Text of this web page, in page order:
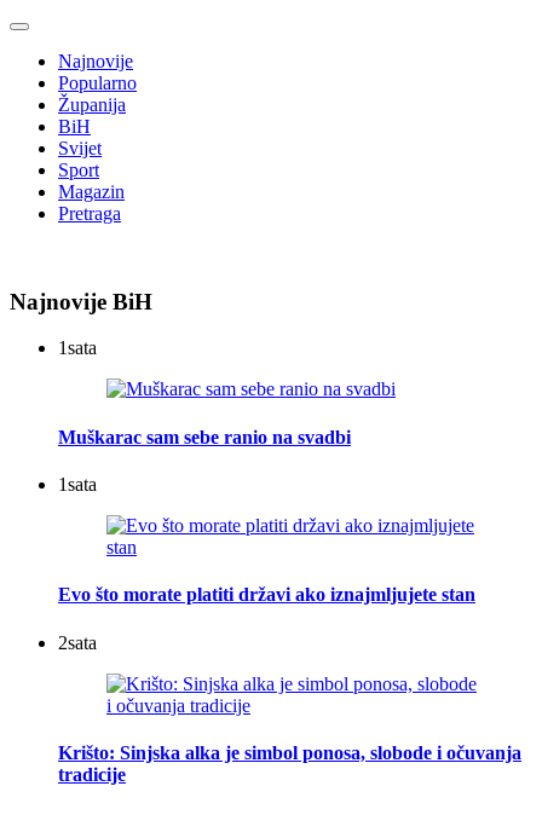
Najnovije
Popularno
Županija
BiH
Svijet
Sport
Magazin
Pretraga
Najnovije BiH
1sata
Muškarac sam sebe ranio na svadbi
1sata
Evo što morate platiti državi ako iznajmljujete stan
2sata
Krišto: Sinjska alka je simbol ponosa, slobode i očuvanja
tradicije